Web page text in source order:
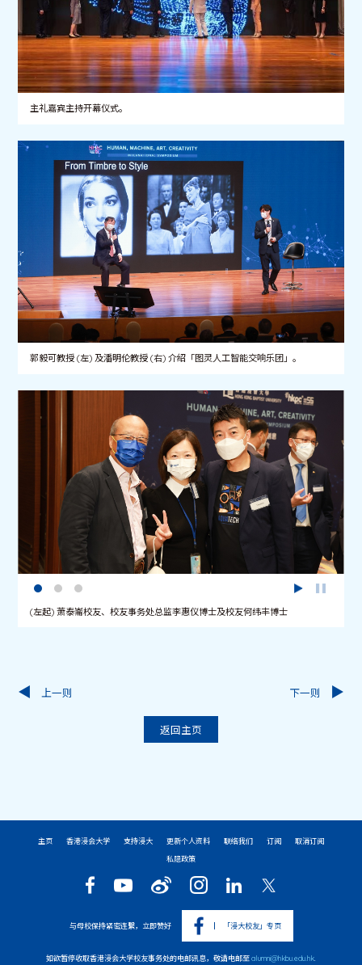
主礼嘉宾主持开幕仪式。
郭毅可教授 (左) 及潘明伦教授 (右) 介绍「图灵人工智能交响乐团」。
(左起) 萧泰崙校友、校友事务处总监李惠仪博士及校友何纬丰博士
上一则
返回主页
下一则
主页 香港浸会大学 支持浸大 更新个人资料 联络我们 订阅
取消订阅
私隐政策
与母校保持紧密连繫，立即赞好 「浸大校友」专页
如欲暂停收取香港浸会大学校友事务处的电邮讯息，敬请电邮至alumni@hkbu.edu.hk